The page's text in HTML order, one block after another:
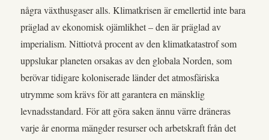
några växthusgaser alls. Klimatkrisen är emellertid inte bara
präglad av ekonomisk ojämlikhet – den är präglad av
imperialism. Nittiotvå procent av den klimatkatastrof som
uppslukar planeten orsakas av den globala Norden, som
berövar tidigare koloniserade länder det atmosfäriska
utrymme som krävs för att garantera en mänsklig
levnadsstandard. För att göra saken ännu värre dräneras
varje år enorma mängder resurser och arbetskraft från det